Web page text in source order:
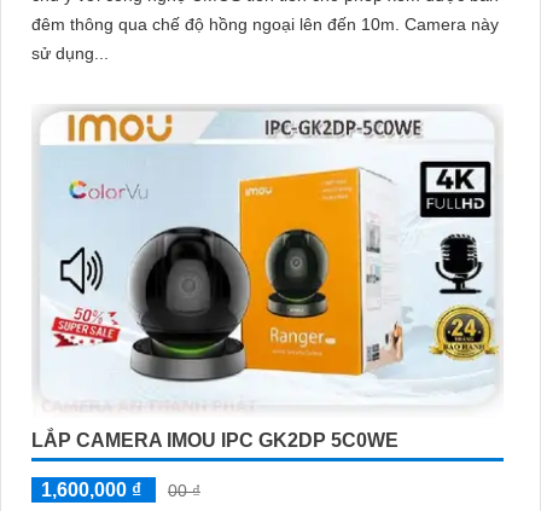
đêm thông qua chế độ hồng ngoại lên đến 10m. Camera này
sử dụng...
LẮP CAMERA IMOU IPC GK2DP 5C0WE
1,600,000 ₫
00 ₫